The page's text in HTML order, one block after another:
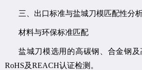
三、出口标准与盐城刀模匹配性分
材料与环保标准匹配
盐城刀模选用的高碳钢、合金钢
RoHS及REACH认证检测。